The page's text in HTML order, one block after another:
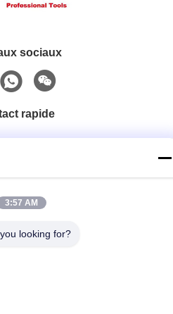
sociaux
rapide
3:57 AM
looking for?